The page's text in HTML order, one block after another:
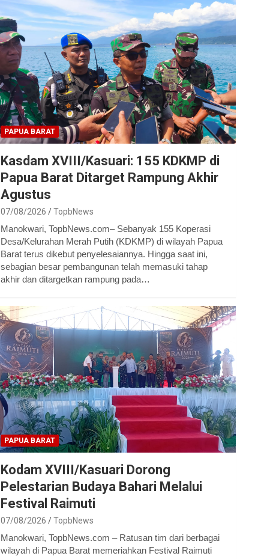
PAPUA BARAT
Kasdam XVIII/Kasuari: 155 KDKMP di
Papua Barat Ditarget Rampung Akhir
Agustus
07/08/2026 TopbNews
Manokwari, TopbNews.com– Sebanyak 155 Koperasi
Desa/Kelurahan Merah Putih (KDKMP) di wilayah Papua
Barat terus dikebut penyelesaiannya. Hingga saat ini,
sebagian besar pembangunan telah memasuki tahap
akhir dan ditargetkan rampung pada…
PAPUA BARAT
Kodam XVIII/Kasuari Dorong
Pelestarian Budaya Bahari Melalui
Festival Raimuti
07/08/2026 TopbNews
Manokwari, TopbNews.com – Ratusan tim dari berbagai
wilayah di Papua Barat memeriahkan Festival Raimuti